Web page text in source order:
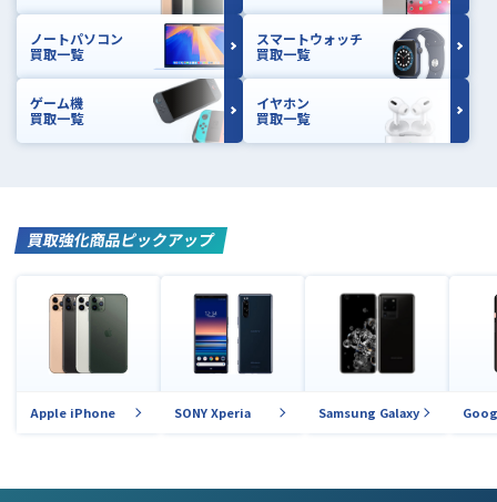
ノートパソコン
買取一覧
スマートウォッチ
買取一覧
ゲーム機
買取一覧
イヤホン
買取一覧
買取強化商品ピックアップ
Apple iPhone SONY Xperia Samsung Galaxy